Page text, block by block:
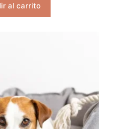
al carrito